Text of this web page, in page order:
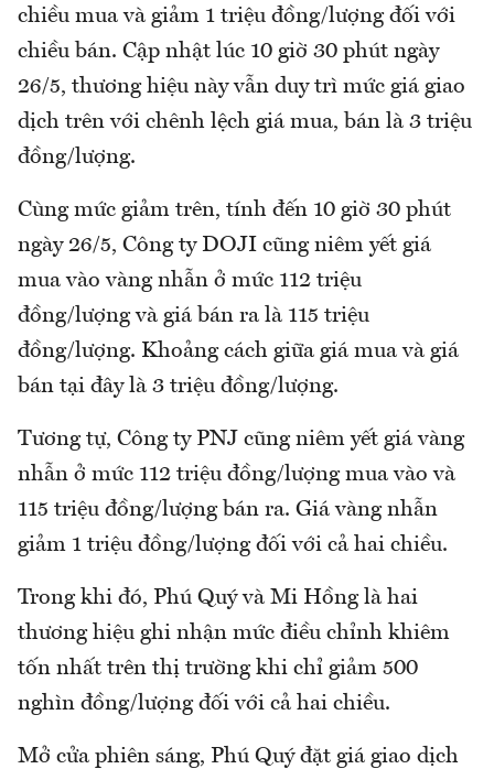
chiều mua và giảm 1 triệu đồng/lượng đối với
chiều bán. Cập nhật lúc 10 giờ 30 phút ngày
26/5, thương hiệu này vẫn duy trì mức giá giao
dịch trên với chênh lệch giá mua, bán là 3 triệu
đồng/lượng.
Cùng mức giảm trên, tính đến 10 giờ 30 phút
ngày 26/5, Công ty DOJI cũng niêm yết giá
mua vào vàng nhẫn ở mức 112 triệu
đồng/lượng và giá bán ra là 115 triệu
đồng/lượng. Khoảng cách giữa giá mua và giá
bán tại đây là 3 triệu đồng/lượng.
Tương tự, Công ty PNJ cũng niêm yết giá vàng
nhẫn ở mức 112 triệu đồng/lượng mua vào và
115 triệu đồng/lượng bán ra. Giá vàng nhẫn
giảm 1 triệu đồng/lượng đối với cả hai chiều.
Trong khi đó, Phú Quý và Mi Hồng là hai
thương hiệu ghi nhận mức điều chỉnh khiêm
tốn nhất trên thị trường khi chỉ giảm 500
nghìn đồng/lượng đối với cả hai chiều.
Mở cửa phiên sáng, Phú Quý đặt giá giao dịch